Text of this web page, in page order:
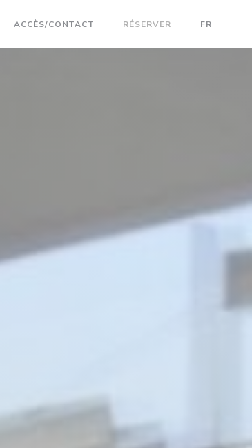
ACCÈS/CONTACT RÉSERVER FR